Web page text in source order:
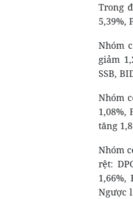
Trong
5,39%,
Nhóm
giảm
SSB,
Nhóm
1,08%,
tăng
Nhóm
rệt:
1,66%,
Ngược